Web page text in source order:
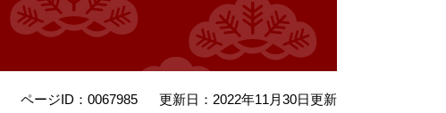
ページID：0067985 更新日：2022年11月30日更新